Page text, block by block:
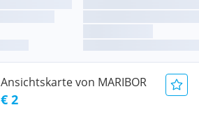
Ansichtskarte von MARIBOR
€ 2